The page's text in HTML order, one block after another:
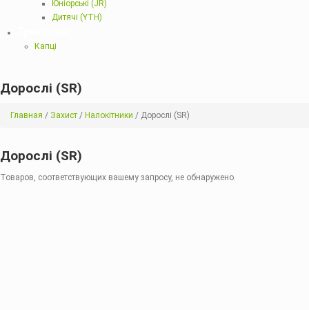
Юніорські (JR)
Дитячі (YTH)
Капці
Дорослі (SR)
Главная / Захист / Налокітники / Дорослі (SR)
Дорослі (SR)
Товаров, соответствующих вашему запросу, не обнаружено.